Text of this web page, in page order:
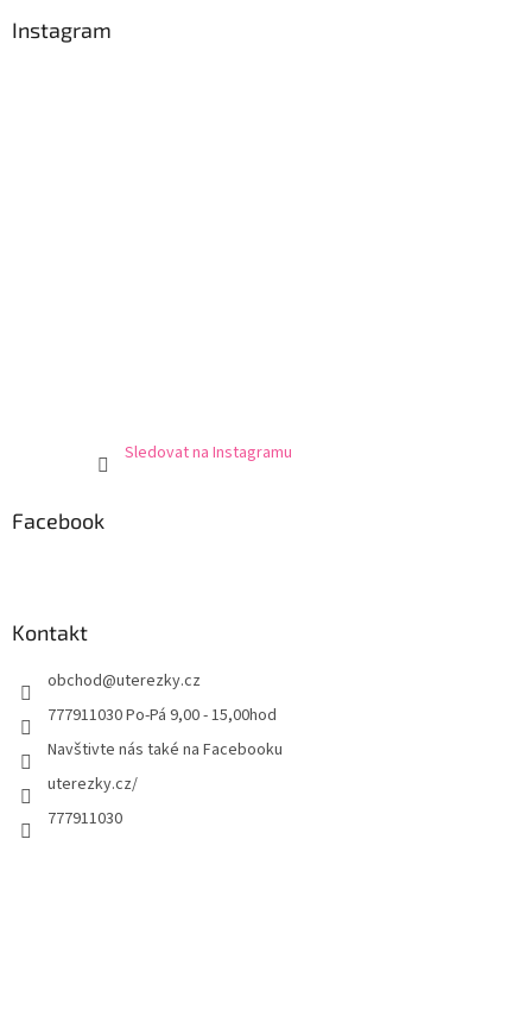
Instagram
Sledovat na Instagramu
Facebook
Kontakt
obchod@uterezky.cz
777911030 Po-Pá 9,00 - 15,00hod
Navštivte nás také na Facebooku
uterezky.cz/
777911030